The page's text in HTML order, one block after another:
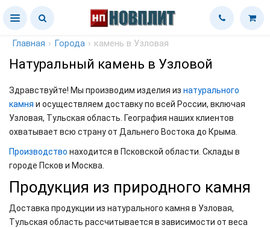
Главная › Города › камень в Узловая
Натуральный камень в Узловой
Здравствуйте! Мы производим изделия из натурального
камня и осуществляем доставку по всей России, включая
Узловая, Тульская область. География наших клиентов
охватывает всю страну от Дальнего Востока до Крыма.
Производство находится в Псковской области. Склады в
городе Псков и Москва.
Продукция из природного камня
Доставка продукции из натурального камня в Узловая,
Тульская область рассчитывается в зависимости от веса